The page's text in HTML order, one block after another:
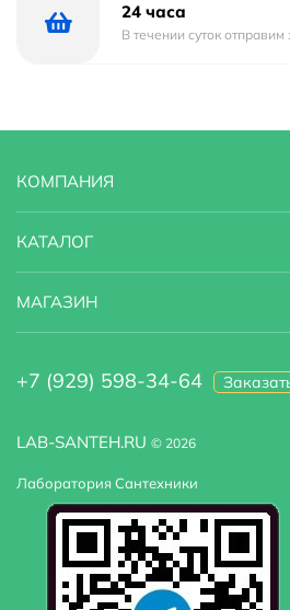
24 часа
В течении суток отправим
LAB-SANTEH.RU © 2026
Лаборатория Сантехники
КОМПАНИЯ
КАТАЛОГ
МАГАЗИН
+7 (929) 598-34-64